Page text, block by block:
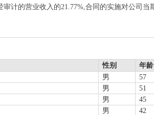
审计的营业收入的21.77%,合同的实施对公司
性别
年龄
男
57
男
51
男
45
男
42